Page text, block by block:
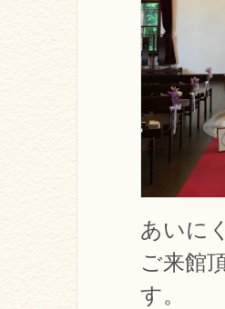
あいに
ご来館
す。